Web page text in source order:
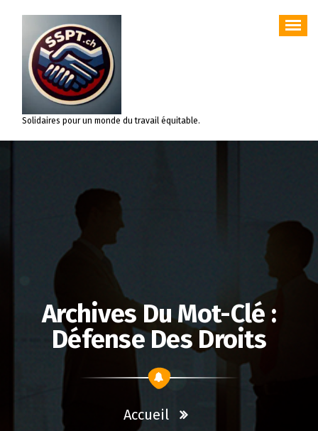
contenu
Solidaires pour un monde du travail équitable.
Archives Du Mot-Clé :
Défense Des Droits
Accueil